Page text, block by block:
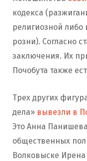
кодекса
религиозной
розни). Согласно
заключения. Их
Почобута также
Трех других
дела» вывезли в
Это Анна
общественных
Волковыске